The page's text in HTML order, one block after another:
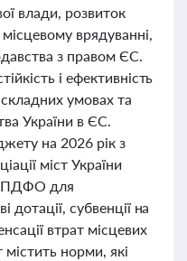
влади, розвиток
врядуванні,
з правом ЄС.
і ефективність
умовах та
України в ЄС.
на 2026 рік з
міст України
ПДФО для
дотації, субвенції на
втрат місцевих
норми, які